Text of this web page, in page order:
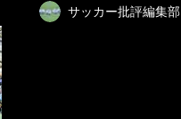
サッカー批評編集部